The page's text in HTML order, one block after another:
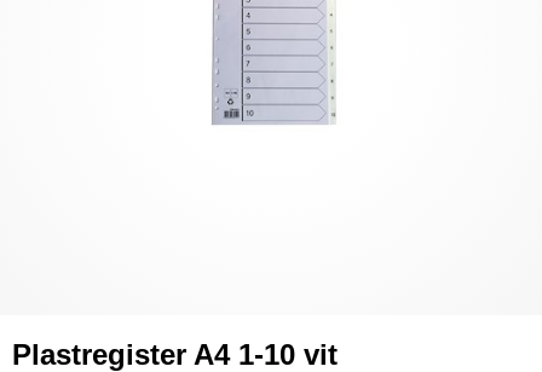
Plastregister A4 1-10 vit